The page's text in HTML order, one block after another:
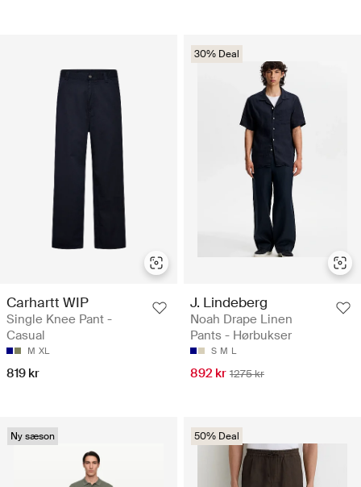
Carhartt WIP
Single Knee Pant -
Casual
M XL
819 kr
30% Deal
J. Lindeberg
Noah Drape Linen
Pants - Hørbukser
S M L
892 kr 1275 kr
Ny sæson 50% Deal